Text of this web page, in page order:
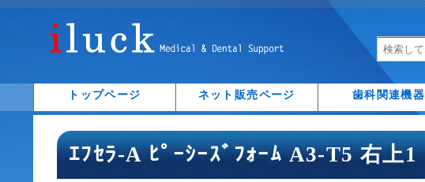
トップページ ネット販売ページ 歯科関連機器
ｴﾌｾﾗ-A ﾋﾟｰｼｰｽﾞﾌｫｰﾑ A3-T5 右上1